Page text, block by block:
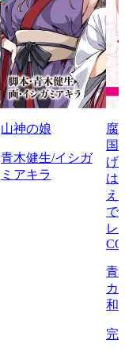
山神の娘
青木健生/イシガ
ミアキラ
腐
国
げ
は
え
で
レ
青
カ
和
完